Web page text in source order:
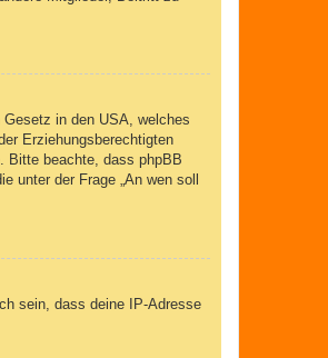
in den USA, welches
Erziehungsberechtigten
Bitte beachte, dass phpBB
unter der Frage „An wen soll
sein, dass deine IP-Adresse